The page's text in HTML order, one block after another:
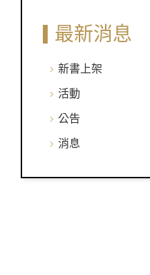
最新消息
新書上架
活動
公告
消息